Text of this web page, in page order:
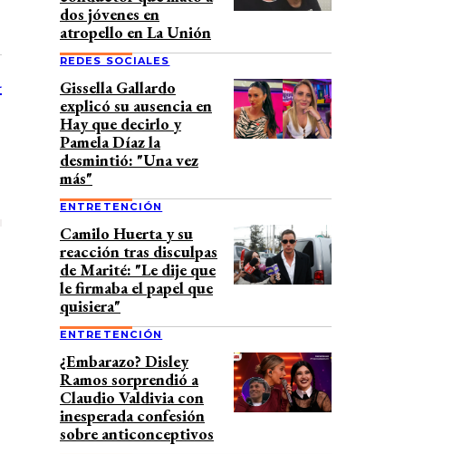
dos jóvenes en
atropello en La Unión
REDES SOCIALES
Gissella Gallardo
explicó su ausencia en
Hay que decirlo y
Pamela Díaz la
desmintió: "Una vez
más"
ENTRETENCIÓN
Camilo Huerta y su
reacción tras disculpas
de Marité: "Le dije que
le firmaba el papel que
quisiera"
ENTRETENCIÓN
¿Embarazo? Disley
Ramos sorprendió a
Claudio Valdivia con
inesperada confesión
sobre anticonceptivos